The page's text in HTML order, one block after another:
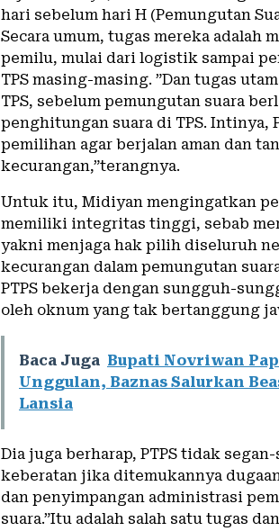
hari sebelum hari H (Pemungutan
Secara umum, tugas mereka adalah
pemilu, mulai dari logistik sampai
TPS masing-masing. ”Dan tugas
TPS, sebelum pemungutan suara
penghitungan suara di TPS. Intinya,
pemilihan agar berjalan aman dan
kecurangan,”terangnya.
Untuk itu, Midiyan mengingatkan
memiliki integritas tinggi, sebab
yakni menjaga hak pilih diseluruh
kecurangan dalam pemungutan
PTPS bekerja dengan sungguh-
oleh oknum yang tak bertanggung
Baca Juga Bupati Novriwan
Unggulan, Baznas Salurkan
Lansia
Dia juga berharap, PTPS tidak
keberatan jika ditemukannya
dan penyimpangan administrasi
suara.”Itu adalah salah satu tugas